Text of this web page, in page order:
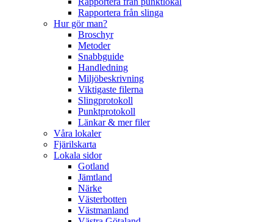
Rapportera från slinga
Hur gör man?
Broschyr
Metoder
Snabbguide
Handledning
Miljöbeskrivning
Viktigaste filerna
Slingprotokoll
Punktprotokoll
Länkar & mer filer
Våra lokaler
Fjärilskarta
Lokala sidor
Gotland
Jämtland
Närke
Västerbotten
Västmanland